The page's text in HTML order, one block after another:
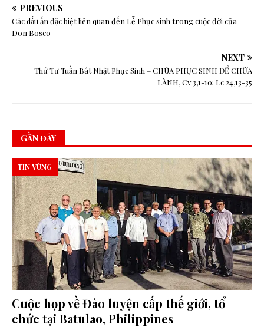
PREVIOUS
Các dấu ấn đặc biệt liên quan đến Lễ Phục sinh trong cuộc đời của
Don Bosco
NEXT
Thứ Tư Tuần Bát Nhật Phục Sinh – CHÚA PHỤC SINH ĐỂ CHỮA
LÀNH, Cv 3,1-10; Lc 24,13-35
GẦN ĐÂY
Cuộc họp về Đào luyện cấp thế giới, tổ
chức tại Batulao, Philippines
TIN VÙNG